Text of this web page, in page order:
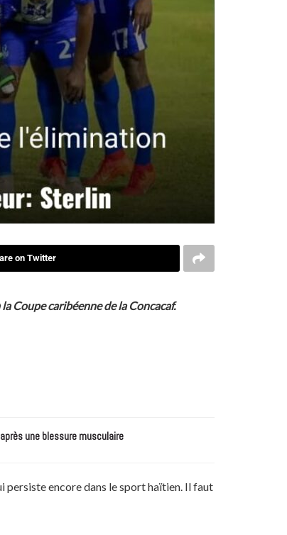
on Twitter
Coupe caribéenne de la Concacaf.
une blessure musculaire
persiste encore dans le sport haïtien. Il faut